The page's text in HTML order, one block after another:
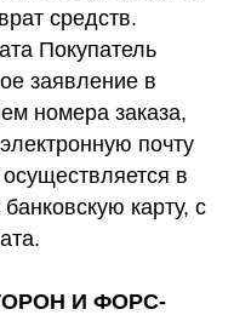
средств.
Покупатель
заявление в
номера заказа,
почту
в
карту, с
И ФОРС-